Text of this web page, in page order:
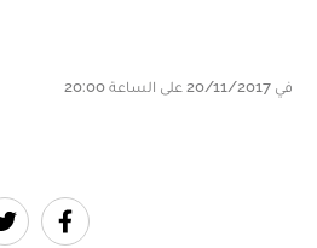
في 20/11/2017 على الساعة 20:00